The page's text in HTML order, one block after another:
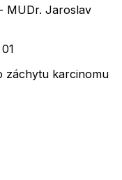
MUDr. Jaroslav
záchytu karcinomu